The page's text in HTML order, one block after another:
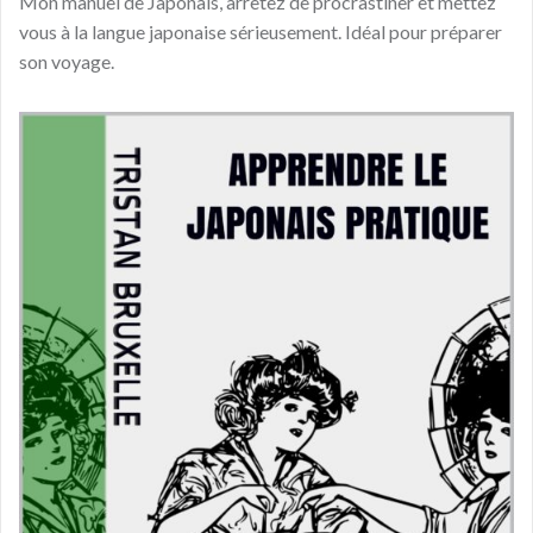
vous à la langue japonaise sérieusement. Idéal pour préparer
son voyage.